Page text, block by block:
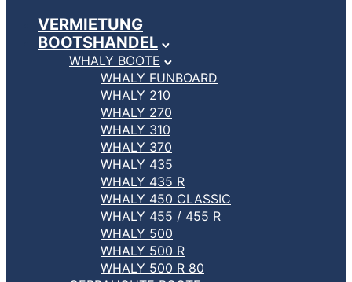
VERMIETUNG
BOOTSHANDEL
WHALY BOOTE
WHALY FUNBOARD
WHALY 210
WHALY 270
WHALY 310
WHALY 370
WHALY 435
WHALY 435 R
WHALY 450 CLASSIC
WHALY 455 / 455 R
WHALY 500
WHALY 500 R
WHALY 500 R 80